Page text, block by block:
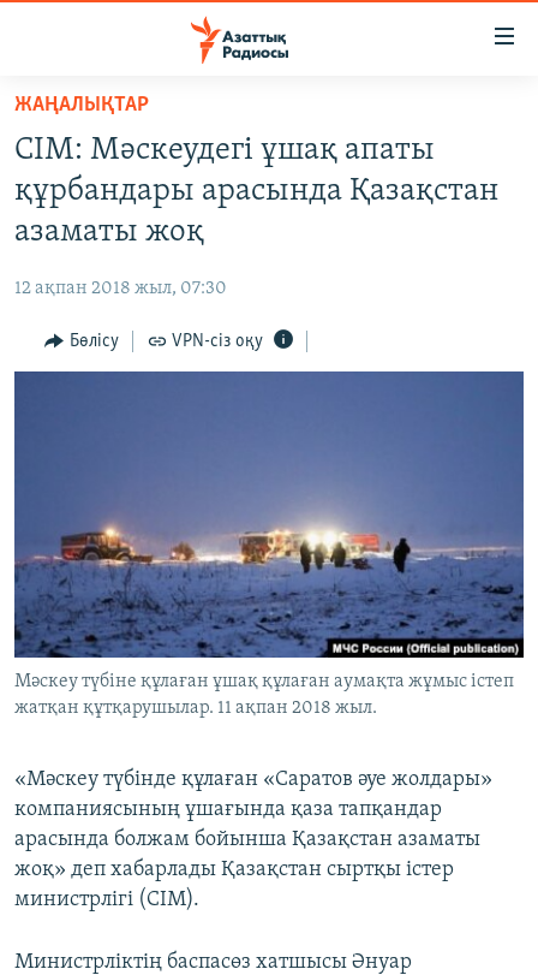
Skip
main
content
Skip
to
main
to
САЯСАТ
AZATTYQTV
АДАМ ҚҰҚЫҚТАРЫ
ӘЛЕУМЕТ
ЖАЗЫЛЫҢЫЗ
Басқа тілдерде
ЖАҢАЛЫҚТАР
СІМ: Мәскеудегі ұшақ апаты
құрбандары арасында Қазақстан
азаматы жоқ
12 ақпан 2018 жыл, 07:30
Бөлісу VPN-сіз оқу
Мәскеу түбіне құлаған ұшақ құлаған аумақта жұмыс істеп
жатқан құтқарушылар. 11 ақпан 2018 жыл.
«Мәскеу түбінде құлаған «Саратов әуе жолдары»
компаниясының ұшағында қаза тапқандар
арасында болжам бойынша Қазақстан азаматы
жоқ» деп хабарлады Қазақстан сыртқы істер
министрлігі (СІМ).
Министрліктің баспасөз хатшысы Әнуар